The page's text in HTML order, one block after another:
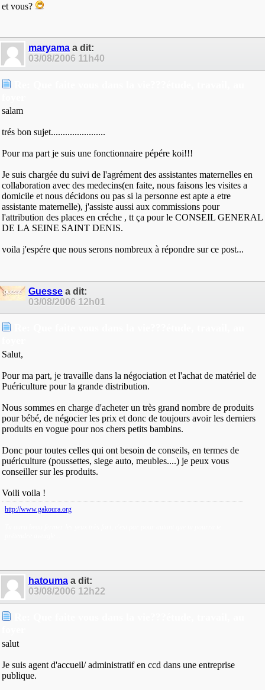
et vous?
maryama a dit:
03/08/2006 11h40
salam
trés bon sujet.......................
Pour ma part je suis une fonctionnaire pépére koi!!!
Je suis chargée du suivi de l'agrément des assistantes maternelles en
collaboration avec des medecins(en faite, nous faisons les visites a
domicile et nous décidons ou pas si la personne est apte a etre
assistante maternelle), j'assiste aussi aux commissions pour
l'attribution des places en créche , tt ça pour le CONSEIL GENERAL
DE LA SEINE SAINT DENIS.
voila j'espére que nous serons nombreux à répondre sur ce post...
Guesse a dit:
03/08/2006 12h01
Salut,
Pour ma part, je travaille dans la négociation et l'achat de matériel de
Puériculture pour la grande distribution.
Nous sommes en charge d'acheter un très grand nombre de produits
pour bébé, de négocier les prix et donc de toujours avoir les derniers
produits en vogue pour nos chers petits bambins.
Donc pour toutes celles qui ont besoin de conseils, en termes de
puériculture (poussettes, siege auto, meubles....) je peux vous
conseiller sur les produits.
Voili voila !
http://www.gakoura.org
hatouma a dit:
03/08/2006 12h22
salut
Je suis agent d'accueil/ administratif en ccd dans une entreprise
publique.